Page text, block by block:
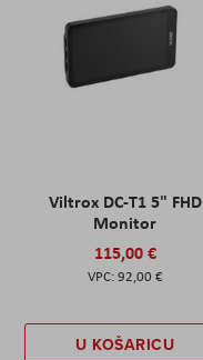
Viltrox DC-T1 5" FHD
Monitor
115,00 €
92,00 €
U KOŠARICU